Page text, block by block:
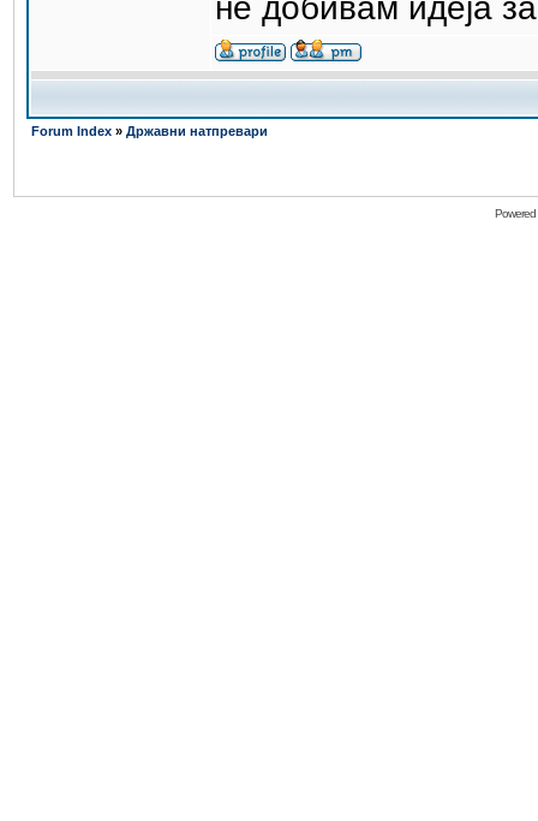
не добивам идеја
Forum Index » Државни натпревари